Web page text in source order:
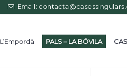
Email:
L’Empordà PALS – LA BÓVILA